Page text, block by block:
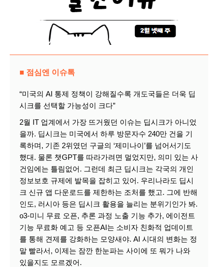
■ 점심엔 이슈톡
“미국의 AI 통제 정책이 강해질수록 개도국들은 더욱 딥
시크를 선택할 가능성이 크다”
2월 IT 업계에서 가장 뜨거웠던 이슈는 딥시크가 아니었
을까. 딥시크는 미국에서 하루 방문자수 240만 건을 기
록하며, 기존 2위였던 구글의 ‘제미나이’를 넘어서기도
했대. 물론 챗GPT를 따라가려면 멀었지만, 의미 있는 사
건임에는 틀림없어. 그런데 최근 딥시크는 각국의 개인
정보보호 규제에 발목을 잡히고 있어. 우리나라도 딥시
크 신규 앱 다운로드를 제한하는 조처를 했고. 그에 반해
인도, 러시아 등은 딥시크 활용을 늘리는 분위기인가 봐.
o3-미니 무료 오픈, 추론 과정 노출 기능 추가, 에이전트
기능 무료화 예고 등 오픈AI는 소비자 친화적 업데이트
를 통해 견제를 강화하는 모양새야. AI 시대의 변화는 정
말 빨라서, 이제는 잠깐 한눈파는 사이에 또 뭐가 나와
있을지도 모르겠어.